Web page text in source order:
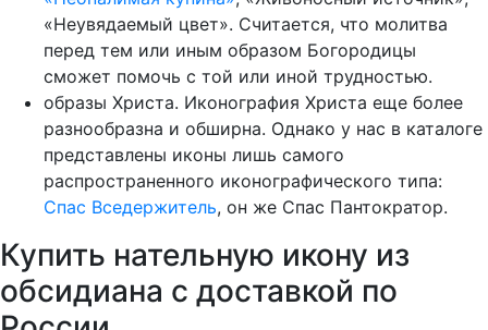
«Неувядаемый цвет». Считается, что молитва
перед тем или иным образом Богородицы
сможет помочь с той или иной трудностью.
образы Христа. Иконография Христа еще более
разнообразна и обширна. Однако у нас в каталоге
представлены иконы лишь самого
распространенного иконографического типа:
Спас Вседержитель, он же Спас Пантократор.
Купить нательную икону из
обсидиана с доставкой по